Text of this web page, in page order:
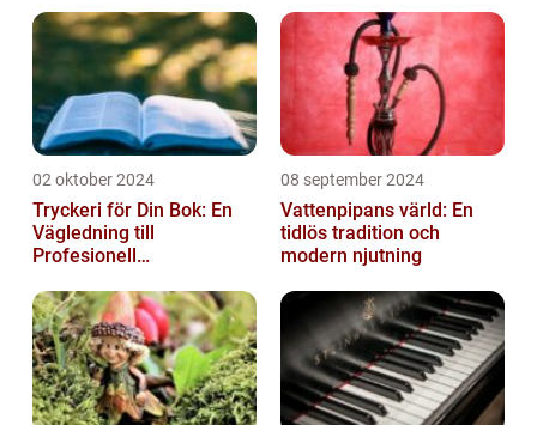
02 oktober 2024
Tryckeri för Din Bok: En
Vägledning till
Profesionell
08 september 2024
Vattenpipans värld: En
tidlös tradition och
modern njutning